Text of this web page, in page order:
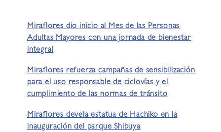
Miraflores dio inicio al Mes de las Personas
Adultas Mayores con una jornada de bienestar
integral
Miraflores refuerza campañas de sensibilización
para el uso responsable de ciclovías y el
cumplimiento de las normas de tránsito
Miraflores devela estatua de Hachiko en la
inauguración del parque Shibuya